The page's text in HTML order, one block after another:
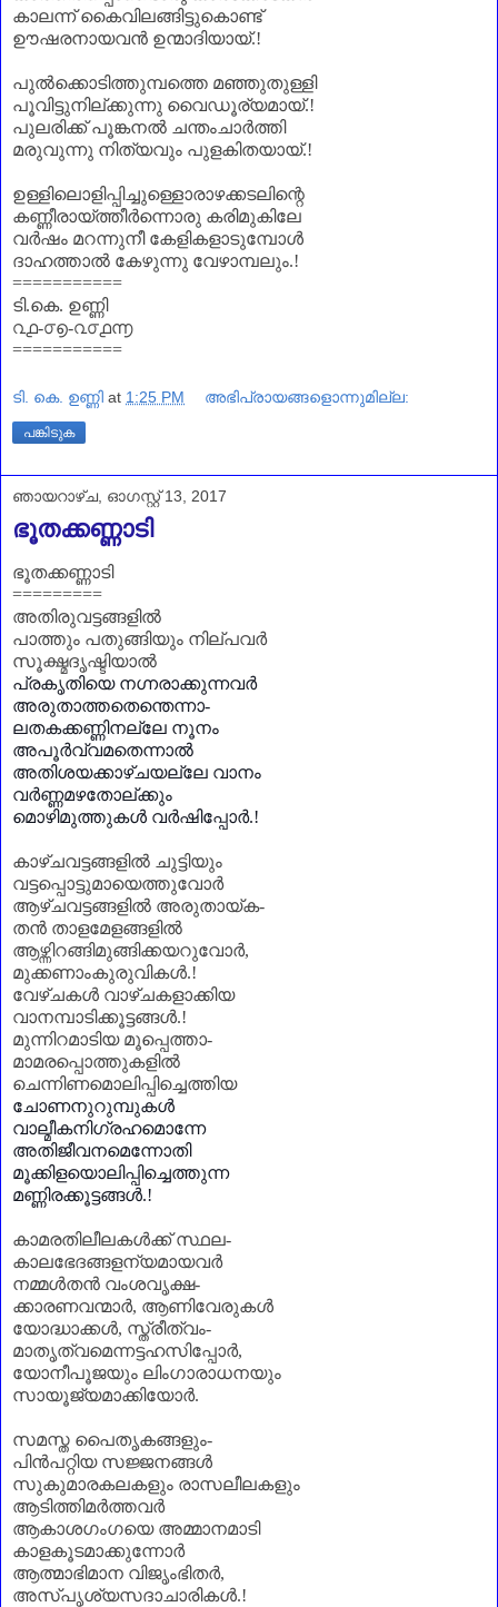
കാലന്ന് കൈവിലങ്ങിട്ടുകൊണ്ട്
ഊഷരനായവൻ ഉന്മാദിയായ്.!
പുൽക്കൊടിത്തുമ്പത്തെ മഞ്ഞുതുള്ളി
പൂവിട്ടുനില്ക്കുന്നു വൈഡൂര്യമായ്.!
പുലരിക്ക് പൂങ്കനൽ ചന്തംചാർത്തി
മരുവുന്നു നിത്യവും പുളകിതയായ്.!
ഉള്ളിലൊളിപ്പിച്ചുള്ളൊരാഴക്കടലിന്റെ
കണ്ണീരായ്ത്തീർന്നൊരു കരിമുകിലേ
വർഷം മറന്നുനീ കേളികളാടുമ്പോൾ
ദാഹത്താൽ കേഴുന്നു വേഴാമ്പലും.!
===========
ടി.കെ. ഉണ്ണി
൨൧-൦൭-൨൦൧൬
===========
ടി. കെ. ഉണ്ണി at 1:25 PM അഭിപ്രായങ്ങളൊന്നുമില്ല:
പങ്കിടുക
ഞായറാഴ്‌ച, ഓഗസ്റ്റ് 13, 2017
ഭൂതക്കണ്ണാടി
ഭൂതക്കണ്ണാടി
=========
അതിരുവട്ടങ്ങളിൽ
പാത്തും പതുങ്ങിയും നില്പവർ
സൂക്ഷ്മദൃഷ്ടിയാൽ
പ്രകൃതിയെ നഗ്നരാക്കുന്നവർ
അരുതാത്തതെന്തെന്നാ-
ലതകക്കണ്ണിനല്ലേ നൂനം
അപൂർവ്വമതെന്നാൽ
അതിശയക്കാഴ്ചയല്ലേ വാനം
വർണ്ണമഴതോല്ക്കും
മൊഴിമുത്തുകൾ വർഷിപ്പോർ.!
കാഴ്ചവട്ടങ്ങളിൽ ചുട്ടിയും
വട്ടപ്പൊട്ടുമായെത്തുവോർ
ആഴ്ചവട്ടങ്ങളിൽ അരുതായ്ക-
തൻ താളമേളങ്ങളിൽ
ആഴ്ന്നിറങ്ങിമുങ്ങിക്കയറുവോർ,
മുക്കണാംകുരുവികൾ.!
വേഴ്ചകൾ വാഴ്ചകളാക്കിയ
വാനമ്പാടിക്കൂട്ടങ്ങൾ.!
മുന്നിറമാടിയ മൂപ്പെത്താ-
മാമരപ്പൊത്തുകളിൽ
ചെന്നിണമൊലിപ്പിച്ചെത്തിയ
ചോണനുറുമ്പുകൾ
വാല്മീകനിഗ്രഹമൊന്നേ
അതിജീവനമെന്നോതി
മൂക്കിളയൊലിപ്പിച്ചെത്തുന്ന
മണ്ണിരക്കൂട്ടങ്ങൾ.!
കാമരതിലീലകൾക്ക് സ്ഥല-
കാലഭേദങ്ങളന്യമായവർ
നമ്മൾതൻ വംശവൃക്ഷ-
ക്കാരണവന്മാർ, ആണിവേരുകൾ
യോദ്ധാക്കൾ, സ്ത്രീത്വം-
മാതൃത്വമെന്നട്ടഹസിപ്പോർ,
യോനീപൂജയും ലിംഗാരാധനയും
സായൂജ്യമാക്കിയോർ.
സമസ്ത പൈതൃകങ്ങളും-
പിൻപറ്റിയ സജ്ജനങ്ങൾ
സുകുമാരകലകളും രാസലീലകളും
ആടിത്തിമർത്തവർ
ആകാശഗംഗയെ അമ്മാനമാടി
കാളകൂടമാക്കുന്നോർ
ആത്മാഭിമാന വിജൃംഭിതർ,
അസ്പൃശ്യസദാചാരികൾ.!